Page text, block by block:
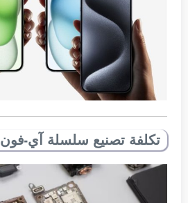
تكلفة تصنيع سلسلة آي-فون 15